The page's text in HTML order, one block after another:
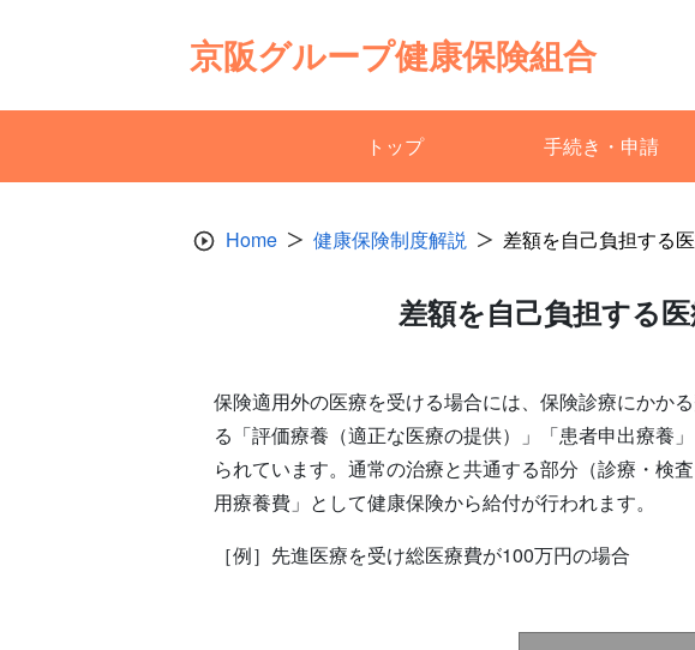
京阪グループ健康保険組合
トップ 手続き・申請
Home 健康保険制度解説 差額を自己負担する
差額を自己負担する
保険適用外の医療を受ける場合には、保険診療にかか
る「評価療養（適正な医療の提供）」「患者申出療養
られています。通常の治療と共通する部分（診療・検
用療養費」として健康保険から給付が行われます。
［例］先進医療を受け総医療費が100万円の場合